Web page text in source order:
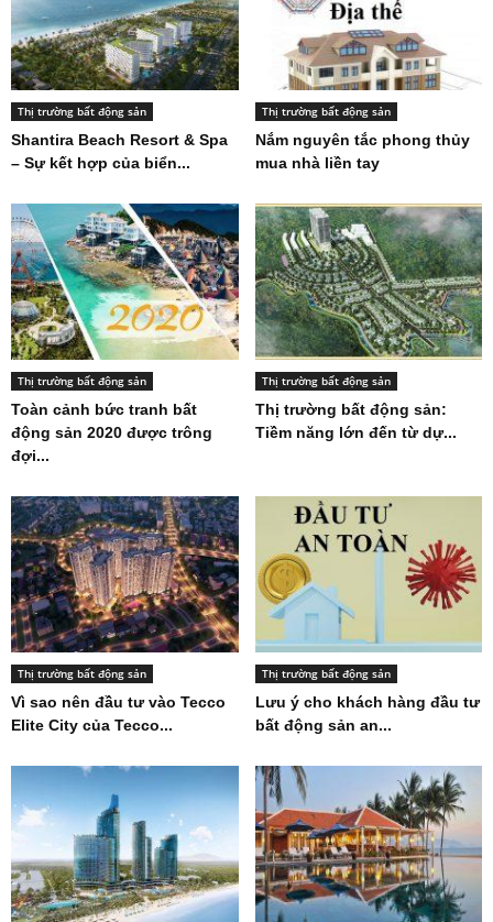
Thị trường bất động sản
Shantira Beach Resort & Spa
– Sự kết hợp của biển...
Thị trường bất động sản
Nắm nguyên tắc phong thủy
mua nhà liền tay
Thị trường bất động sản
Toàn cảnh bức tranh bất
động sản 2020 được trông
đợi...
Thị trường bất động sản
Thị trường bất động sản:
Tiềm năng lớn đến từ dự...
Thị trường bất động sản
Vì sao nên đầu tư vào Tecco
Elite City của Tecco...
Thị trường bất động sản
Lưu ý cho khách hàng đầu tư
bất động sản an...